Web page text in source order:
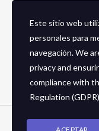
Copyright © 2026
Este sitio web
personales para
navegación. We
privacy and
compliance with
Regulation (GDPR)